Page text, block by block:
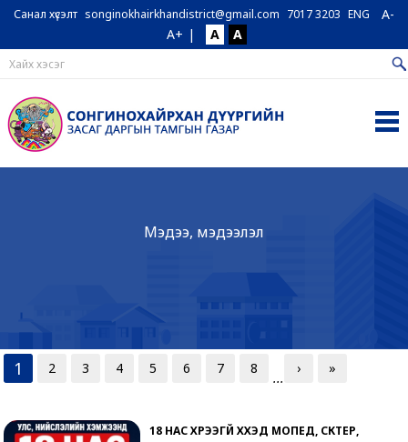
Санал хүсэлт songinokhairkhandistrict@gmail.com 7017 3203 ENG
A-
A+ | A A
Мэдээ, мэдээлэл
1 2 3 4 5 6 7 8
...
› »
18 НАС ХҮРЭЭГҮЙ ХҮҮХЭД МОПЕД, СКҮТЕР,